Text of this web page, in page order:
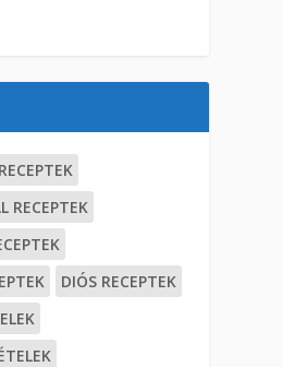
RECEPTEK
DIÓS RECEPTEK